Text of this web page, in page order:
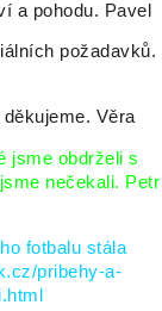
a pohodu. Pavel
požadavků.
Věra
jsme obdrželi s
nečekali. Petr
fotbalu stála
pribehy-a-